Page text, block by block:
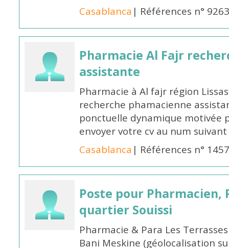
Casablanca | Références n°
Pharmacie Al Fajr
assistante
Pharmacie à Al fajr région
recherche phamacienne
ponctuelle dynamique motivée
envoyer votre cv au num
Casablanca | Références n°
Poste pour Pharmacien,
quartier Souissi
Pharmacie & Para Les
Bani Meskine (géolocalisation